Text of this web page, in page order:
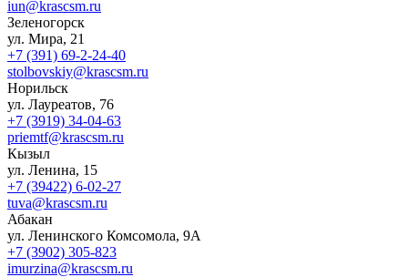
iun@krascsm.ru
Зеленогорск
ул. Мира, 21
+7 (391) 69-2-24-40
stolbovskiy@krascsm.ru
Норильск
ул. Лауреатов, 76
+7 (3919) 34-04-63
priemtf@krascsm.ru
Кызыл
ул. Ленина, 15
+7 (39422) 6-02-27
tuva@krascsm.ru
Абакан
ул. Ленинского Комсомола, 9А
+7 (3902) 305-823
imurzina@krascsm.ru